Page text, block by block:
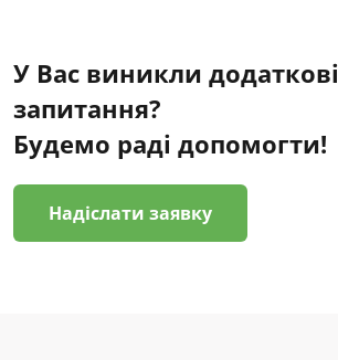
У Вас виникли додаткові
запитання?
Будемо раді допомогти!
Надіслати заявку